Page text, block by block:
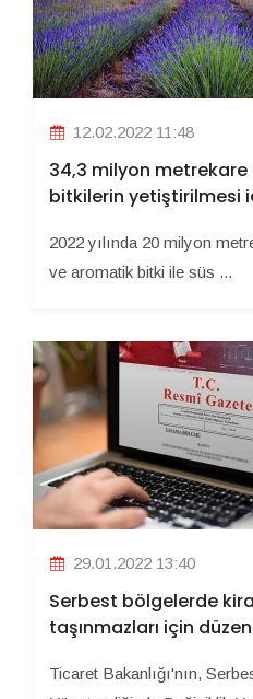
12.02.2022 11:48
34,3 milyon metrekare
bitkilerin yetiştirilmesi
2022 yılında 20 milyon
ve aromatik bitki ile süs ...
29.01.2022 13:40
Serbest bölgelerde
taşınmazları için
Ticaret Bakanlığı'nın,